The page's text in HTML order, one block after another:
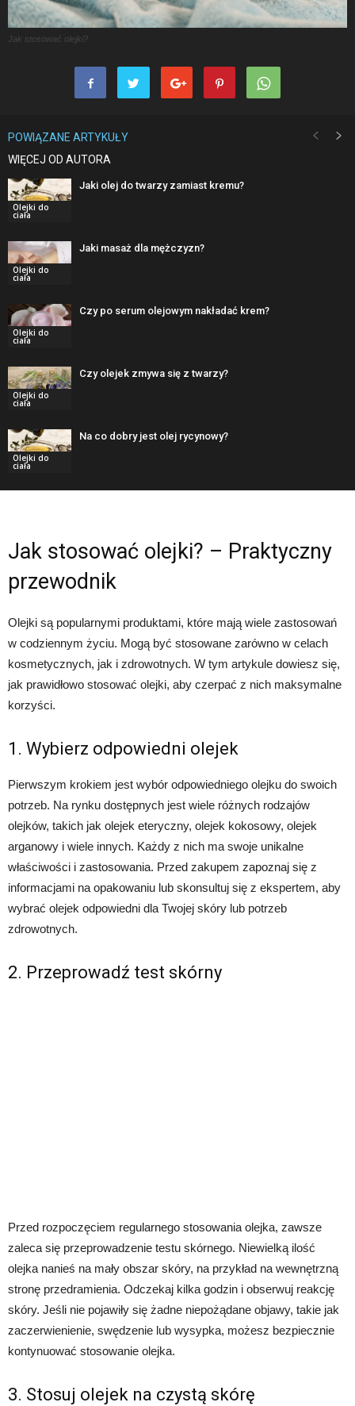
Jak stosować olejki?
POWIĄZANE ARTYKUŁY
WIĘCEJ OD AUTORA
Olejki do
ciała
Jaki olej do twarzy zamiast kremu?
Olejki do
ciała
Jaki masaż dla mężczyzn?
Olejki do
ciała
Czy po serum olejowym nakładać krem?
Olejki do
ciała
Czy olejek zmywa się z twarzy?
Olejki do
ciała
Na co dobry jest olej rycynowy?
Jak stosować olejki? – Praktyczny
przewodnik
Olejki są popularnymi produktami, które mają wiele zastosowań
w codziennym życiu. Mogą być stosowane zarówno w celach
kosmetycznych, jak i zdrowotnych. W tym artykule dowiesz się,
jak prawidłowo stosować olejki, aby czerpać z nich maksymalne
korzyści.
1. Wybierz odpowiedni olejek
Pierwszym krokiem jest wybór odpowiedniego olejku do swoich
potrzeb. Na rynku dostępnych jest wiele różnych rodzajów
olejków, takich jak olejek eteryczny, olejek kokosowy, olejek
arganowy i wiele innych. Każdy z nich ma swoje unikalne
właściwości i zastosowania. Przed zakupem zapoznaj się z
informacjami na opakowaniu lub skonsultuj się z ekspertem, aby
wybrać olejek odpowiedni dla Twojej skóry lub potrzeb
zdrowotnych.
2. Przeprowadź test skórny
Przed rozpoczęciem regularnego stosowania olejka, zawsze
zaleca się przeprowadzenie testu skórnego. Niewielką ilość
olejka nanieś na mały obszar skóry, na przykład na wewnętrzną
stronę przedramienia. Odczekaj kilka godzin i obserwuj reakcję
skóry. Jeśli nie pojawiły się żadne niepożądane objawy, takie jak
zaczerwienienie, swędzenie lub wysypka, możesz bezpiecznie
kontynuować stosowanie olejka.
3. Stosuj olejek na czystą skórę